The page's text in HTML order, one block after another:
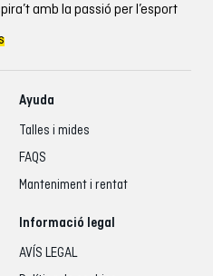
amb la passió per l’esport
Ayuda
Talles i mides
FAQS
Manteniment i rentat
Informació legal
AVÍS LEGAL